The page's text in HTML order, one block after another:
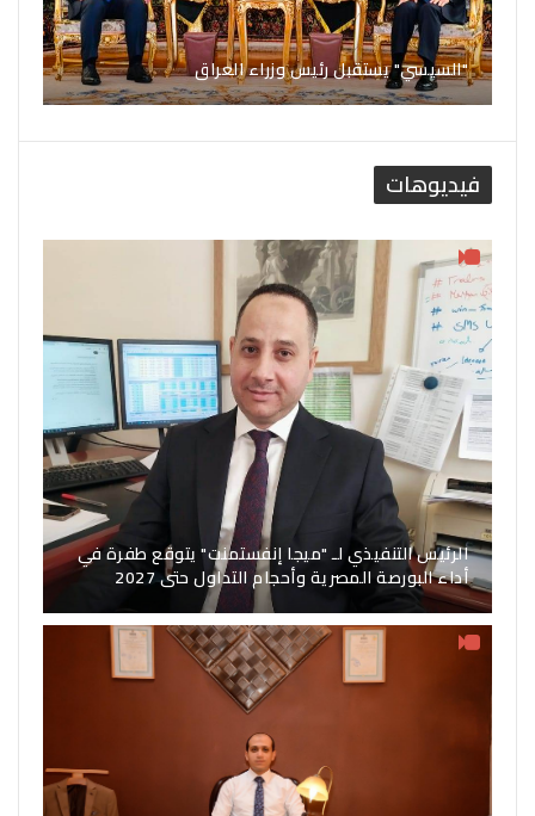
"السيسي" يستقبل رئيس وزراء العراق
فيديوهات
الرئيس التنفيذي لـ "ميجا إنفستمنت" يتوقع طفرة في
أداء البورصة المصرية وأحجام التداول حتى 2027